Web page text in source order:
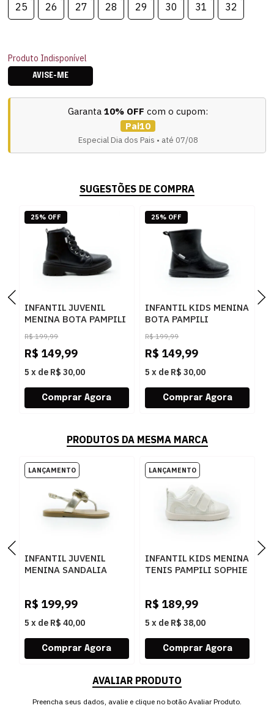
25 26 27 28 29 30 31 32
Produto Indisponível
AVISE-ME
Garanta 10% OFF com o cupom:
Pai10
Especial Dia dos Pais • até 07/08
SUGESTÕES DE COMPRA
INFANTIL JUVENIL
MENINA BOTA PAMPILI
COTURNO BA
681050000 080PRETO
R$ 199,99
R$ 149,99
5 x de R$ 30,00
25% OFF
INFANTIL KIDS MENINA
BOTA PAMPILI
141113000 080PRETO
R$ 199,99
R$ 149,99
5 x de R$ 30,00
25% OFF
PRODUTOS DA MESMA MARCA
INFANTIL JUVENIL
MENINA SANDALIA
R$ 199,99
5 x de R$ 40,00
INFANTIL KIDS MENINA
TENIS PAMPILI SOPHIE
R$ 189,99
5 x de R$ 38,00
AVALIAR PRODUTO
Preencha seus dados, avalie e clique no botão Avaliar Produto.